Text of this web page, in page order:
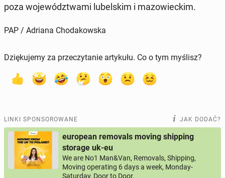
poza wo­je­wódz­twa­mi lu­bel­skim i ma­zo­wiec­kim.
PAP / Adriana Chodakowska
Dziękujemy za przeczytanie artykułu. Co o tym myślisz?
LINKI SPONSOROWANE JAK DODAĆ?
european removals moving shipping
storage uk-eu
We are No1 Man&Van, Removals, Shipping,
Moving operating 6 days a week, Monday-
Saturday, Door to Door.